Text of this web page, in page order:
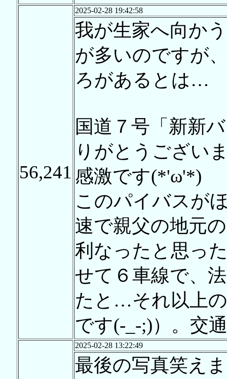
56,241
2025-02-28 19:42:58
我が生家へ向か
が多いのですが
ろがあるとは…
国道７号「新新
りがとうござい
感激です(*'ω'*)
このパイバスが
速で親父の地元
利なったと思っ
せて６車線で、
たと…それ以上
です(-_-;)）。交
2025-02-28 13:22:49
最後の写真笑え